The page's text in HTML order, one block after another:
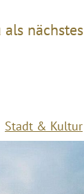
Stadt & Kultur